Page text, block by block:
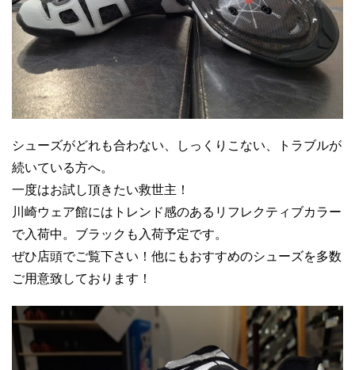
シューズがどれも合わない、しっくりこない、トラブルが
続いている方へ。
一度はお試し頂きたい救世主！
川崎ウェア館にはトレンド感のあるリフレクティブカラー
で入荷中。ブラックも入荷予定です。
ぜひ店頭でご覧下さい！他にもおすすめのシューズを多数
ご用意致しております！